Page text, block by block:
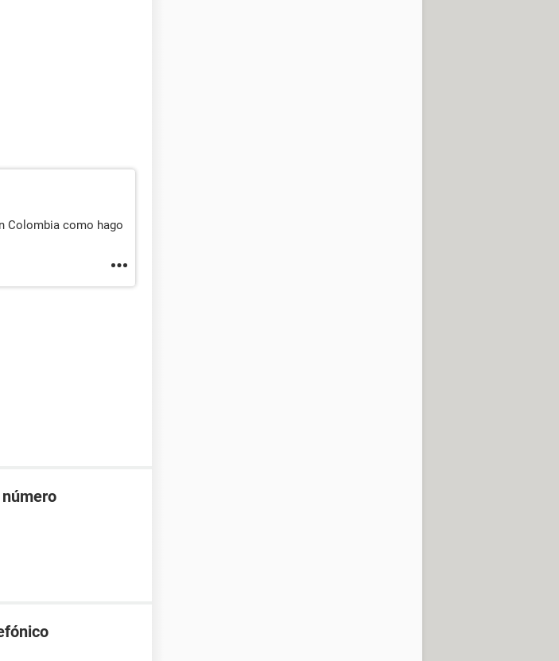
Colombia como hago